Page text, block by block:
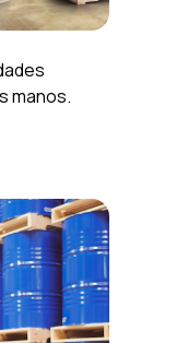
manos.